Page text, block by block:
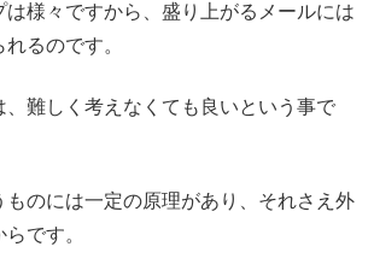
は様々ですから、盛り上がるメールには
るのです。
、難しく考えなくても良いという事で
ものには一定の原理があり、それさえ外
です。